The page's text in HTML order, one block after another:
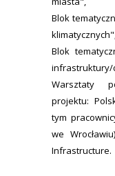
Blok
Blok
infrastruktury/
Warsztaty
projektu:
tym
we
Infrastructure.